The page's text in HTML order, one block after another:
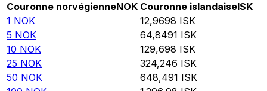
Couronne norvégienneNOK Couronne islandaiseISK
1 NOK 12,9698 ISK
5 NOK 64,8491 ISK
10 NOK 129,698 ISK
25 NOK 324,246 ISK
50 NOK 648,491 ISK